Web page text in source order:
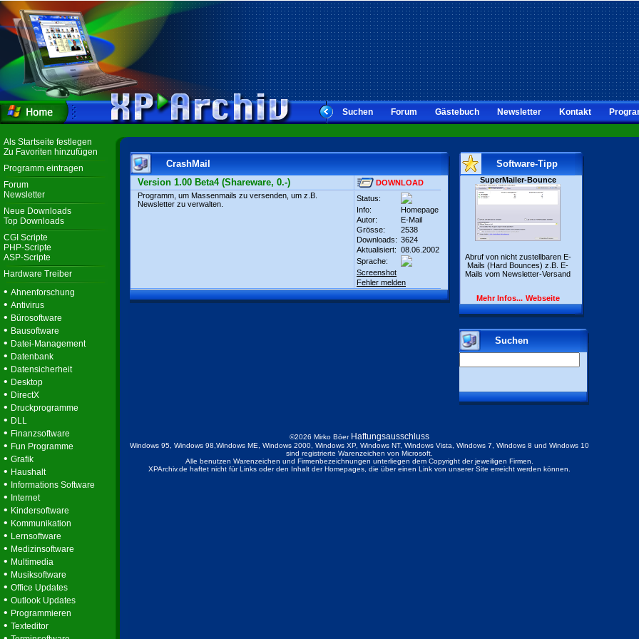
Suchen Forum Gästebuch Newsletter Kontakt
Als Startseite festlegen
Zu Favoriten hinzufügen
Programm eintragen
Forum
Newsletter
Neue Downloads
Top Downloads
CGI Scripte
PHP-Scripte
ASP-Scripte
Hardware Treiber
• Ahnenforschung
• Antivirus
• Bürosoftware
• Bausoftware
• Datei-Management
• Datenbank
• Datensicherheit
• Desktop
• DirectX
• Druckprogramme
• DLL
• Finanzsoftware
• Fun Programme
• Grafik
• Haushalt
• Informations Software
• Internet
• Kindersoftware
• Kommunikation
• Lernsoftware
• Medizinsoftware
• Multimedia
• Musiksoftware
• Office Updates
• Outlook Updates
• Programmieren
• Texteditor
CrashMail
Version 1.00 Beta4 (Shareware, 0.-)
DOWNLOAD
Programm, um Massenmails zu versenden, um z.B.
Newsletter zu verwalten.
Status:
Info:
Homepage
Autor:
E-Mail
Grösse:
2538
Downloads: 3624
Aktualisiert: 08.06.2002
Sprache:
Screenshot
Fehler melden
Software-Tipp
SuperMailer-Bounce
Abruf von nicht zustellbaren E-
Mails (Hard Bounces) z.B. E-
Mails vom Newsletter-Versand
Mehr Infos... Webseite
Suchen
©2026 Mirko Böer Haftungsausschluss
Windows 95, Windows 98,Windows ME, Windows 2000, Windows XP, Windows NT, Windows Vista, Windows 7, Windows 8 und Windows 10
sind registrierte Warenzeichen von Microsoft.
Alle benutzen Warenzeichen und Firmenbezeichnungen unterliegen dem Copyright der jeweiligen Firmen.
XPArchiv.de haftet nicht für Links oder den Inhalt der Homepages, die über einen Link von unserer Site erreicht werden können.